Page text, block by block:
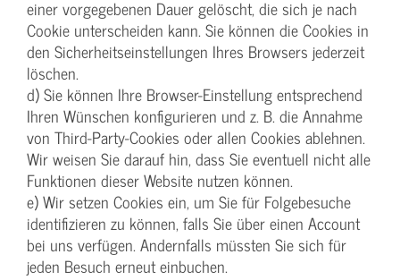
einer vorgegebenen Dauer gelöscht, die sich je nach
Cookie unterscheiden kann. Sie können die Cookies in
den Sicherheitseinstellungen Ihres Browsers jederzeit
löschen.
d) Sie können Ihre Browser-Einstellung entsprechend
Ihren Wünschen konfigurieren und z. B. die Annahme
von Third-Party-Cookies oder allen Cookies ablehnen.
Wir weisen Sie darauf hin, dass Sie eventuell nicht alle
Funktionen dieser Website nutzen können.
e) Wir setzen Cookies ein, um Sie für Folgebesuche
identifizieren zu können, falls Sie über einen Account
bei uns verfügen. Andernfalls müssten Sie sich für
jeden Besuch erneut einbuchen.